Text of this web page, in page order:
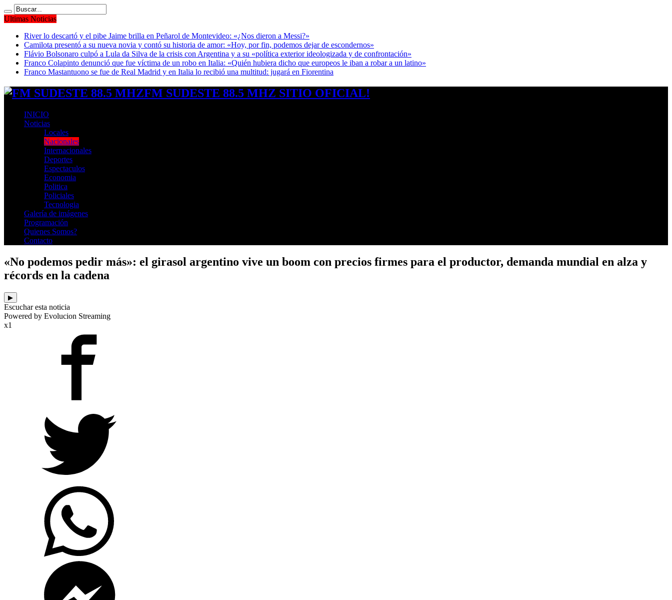
Ultimas Noticias
River lo descartó y el pibe Jaime brilla en Peñarol de Montevideo: «¿Nos dieron a Messi?»
Camilota presentó a su nueva novia y contó su historia de amor: «Hoy, por fin, podemos dejar de escondernos»
Flávio Bolsonaro culpó a Lula da Silva de la crisis con Argentina y a su «política exterior ideologizada y de confrontación»
Franco Colapinto denunció que fue víctima de un robo en Italia: «Quién hubiera dicho que europeos le iban a robar a un latino»
Franco Mastantuono se fue de Real Madrid y en Italia lo recibió una multitud: jugará en Fiorentina
FM SUDESTE 88.5 MHZ SITIO OFICIAL!
INICIO
Noticias
Locales
Nacionales
Internacionales
Deportes
Espectaculos
Economia
Politica
Policiales
Tecnologia
Galería de imágenes
Programación
Quienes Somos?
Contacto
«No podemos pedir más»: el girasol argentino vive un boom con precios firmes para el productor, demanda mundial en alza y
récords en la cadena
▶
Escuchar esta noticia
Powered by Evolucion Streaming
x1